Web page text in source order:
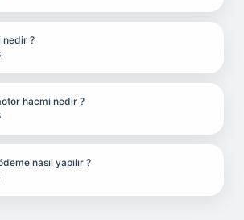
nedir ?
hacmi nedir ?
nasıl yapılır ?